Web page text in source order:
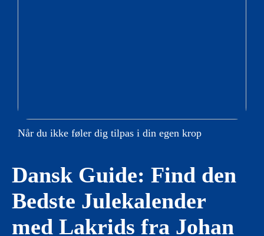
Når du ikke føler dig tilpas i din egen krop
Dansk Guide: Find den
Bedste Julekalender
med Lakrids fra Johan